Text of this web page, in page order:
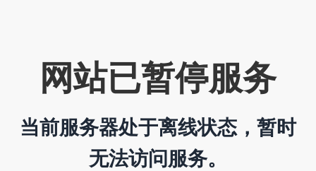
网站已暂停服务
当前服务器处于离线状态，暂时
无法访问服务。